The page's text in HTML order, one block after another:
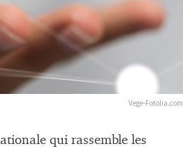
Vege-Fotolia.com
qui rassemble les